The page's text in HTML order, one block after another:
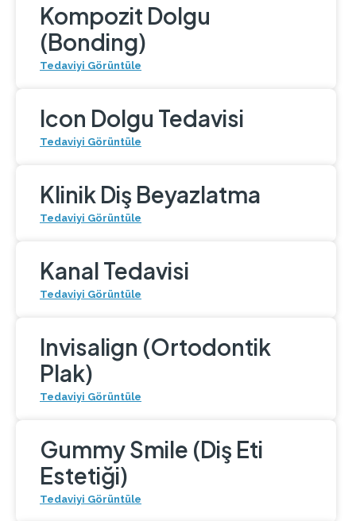
Kompozit Dolgu
(Bonding)
Tedaviyi Görüntüle
Icon Dolgu Tedavisi
Tedaviyi Görüntüle
Klinik Diş Beyazlatma
Tedaviyi Görüntüle
Kanal Tedavisi
Tedaviyi Görüntüle
Invisalign (Ortodontik
Plak)
Tedaviyi Görüntüle
Gummy Smile (Diş Eti
Estetiği)
Tedaviyi Görüntüle